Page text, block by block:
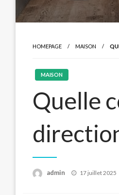
HOMEPAGE MAISON
MAISON
Quelle
admin
Posted
17 juillet 2025